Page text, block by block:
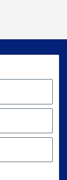
Ihrer
jederzeit